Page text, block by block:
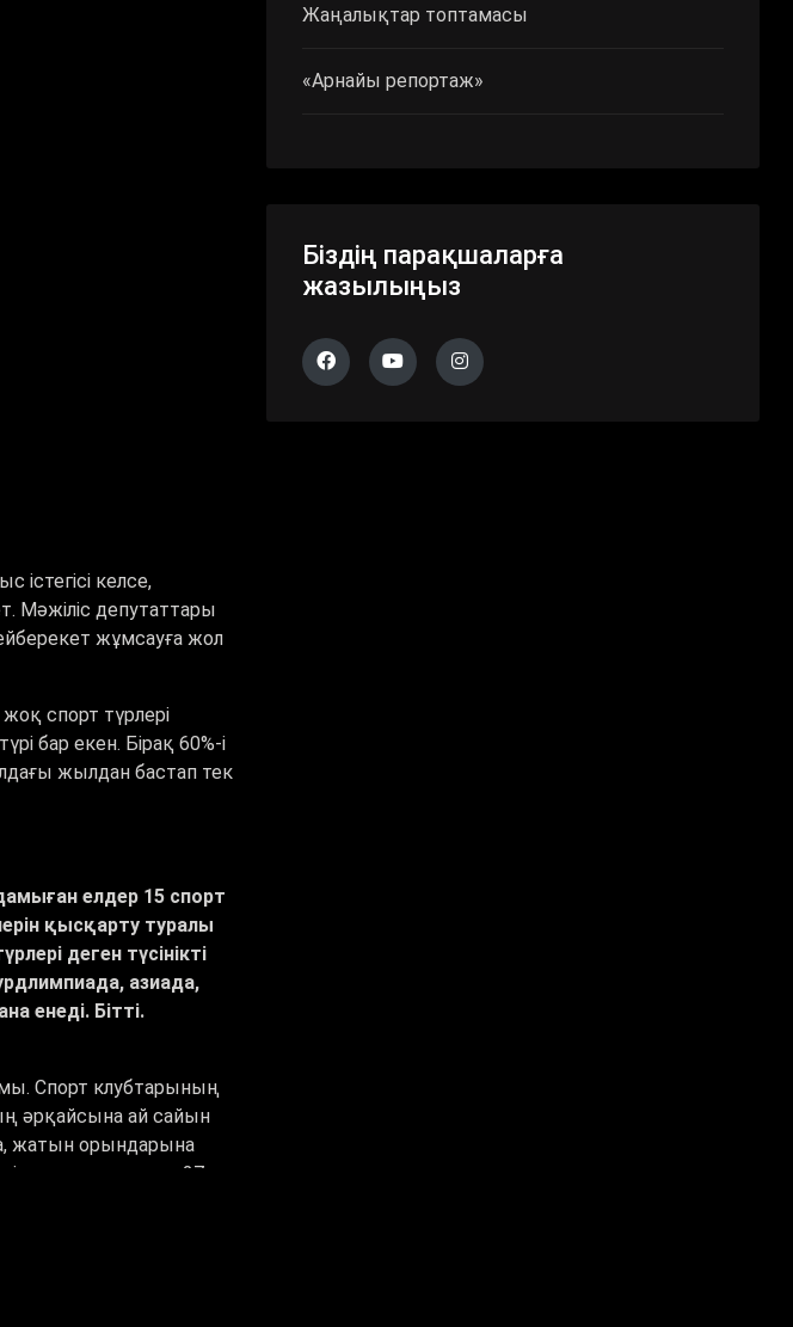
істегісі келсе,
Мәжіліс депутаттары
жұмсауға жол
спорт түрлері
бар екен. Бірақ 60%-і
жылдан бастап тек
елдер 15 спорт
қысқарту туралы
деген түсінікті
азиада,
енеді. Бітті.
Спорт клубтарының
әрқайсына ай сайын
жатын орындарына
мемлекеттен 27
Жаңалықтар топтамасы
«Арнайы репортаж»
Біздің парақшаларға
жазылыңыз